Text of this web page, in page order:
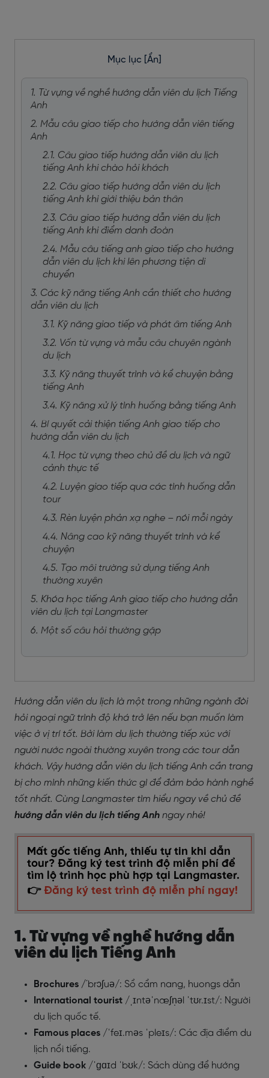
Mục lục [Ẩn]
1. Từ vựng về nghề hướng dẫn viên du lịch Tiếng
Anh
2. Mẫu câu giao tiếp cho hướng dẫn viên tiếng
Anh
2.1. Câu giao tiếp hướng dẫn viên du lịch
tiếng Anh khi chào hỏi khách
2.2. Câu giao tiếp hướng dẫn viên du lịch
tiếng Anh khi giới thiệu bản thân
2.3. Câu giao tiếp hướng dẫn viên du lịch
tiếng Anh khi điểm danh đoàn
2.4. Mẫu câu tiếng anh giao tiếp cho hướng
dẫn viên du lịch khi lên phương tiện di
chuyển
3. Các kỹ năng tiếng Anh cần thiết cho hướng
dẫn viên du lịch
3.1. Kỹ năng giao tiếp và phát âm tiếng Anh
3.2. Vốn từ vựng và mẫu câu chuyên ngành
du lịch
3.3. Kỹ năng thuyết trình và kể chuyện bằng
tiếng Anh
3.4. Kỹ năng xử lý tình huống bằng tiếng Anh
4. Bí quyết cải thiện tiếng Anh giao tiếp cho
hướng dẫn viên du lịch
4.1. Học từ vựng theo chủ đề du lịch và ngữ
cảnh thực tế
4.2. Luyện giao tiếp qua các tình huống dẫn
tour
4.3. Rèn luyện phản xạ nghe – nói mỗi ngày
4.4. Nâng cao kỹ năng thuyết trình và kể
chuyện
4.5. Tạo môi trường sử dụng tiếng Anh
thường xuyên
5. Khóa học tiếng Anh giao tiếp cho hướng dẫn
viên du lịch tại Langmaster
6. Một số câu hỏi thường gặp
Hướng dẫn viên du lịch là một trong những ngành đòi
hỏi ngoại ngữ trình độ khá trở lên nếu bạn muốn làm
việc ở vị trí tốt. Bởi làm du lịch thường tiếp xúc với
người nước ngoài thường xuyên trong các tour dẫn
khách. Vậy hướng dẫn viên du lịch tiếng Anh cần trang
bị cho mình những kiến thức gì để đảm bảo hành nghề
tốt nhất. Cùng Langmaster tìm hiểu ngay về chủ đề
hướng dẫn viên du lịch tiếng Anh ngay nhé!
Mất gốc tiếng Anh, thiếu tự tin khi dẫn
tour? Đăng ký test trình độ miễn phí để
tìm lộ trình học phù hợp tại Langmaster.
👉 Đăng ký test trình độ miễn phí ngay!
1. Từ vựng về nghề hướng dẫn
viên du lịch Tiếng Anh
Brochures /´brɔʃuə/: Sổ cẩm nang, huongs dẫn
International tourist /ˌɪntəˈnæʃn̩əl ˈtʊr.ɪst/: Người
du lịch quốc tế.
Famous places /ˈfeɪ.məs ˈpleɪs/: Các địa điểm du
lịch nổi tiếng.
Guide book /ˈɡɑɪd ˈbʊk/: Sách dùng để hướng